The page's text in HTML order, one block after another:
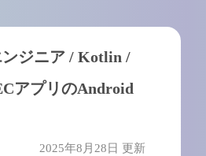
ンジニア / Kotlin /
アプリのAndroid
2025年8月28日 更新